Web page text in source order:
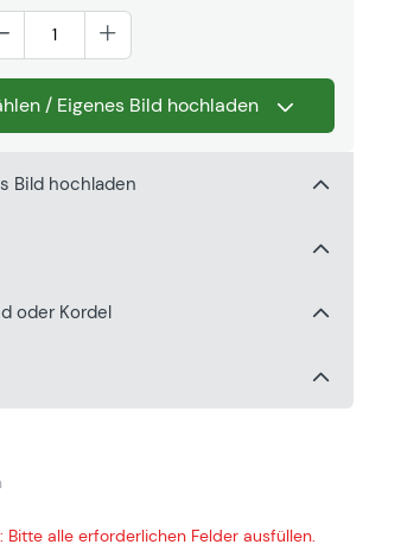
wählen / Eigenes Bild hochladen
Bild hochladen
oder Kordel
Bitte alle erforderlichen Felder ausfüllen.